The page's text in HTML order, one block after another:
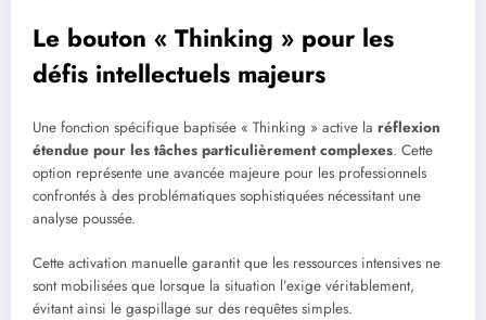
Le bouton « Thinking » pour les
défis intellectuels majeurs
Une fonction spécifique baptisée « Thinking » active la réflexion
étendue pour les tâches particulièrement complexes. Cette
option représente une avancée majeure pour les professionnels
confrontés à des problématiques sophistiquées nécessitant une
analyse poussée.
Cette activation manuelle garantit que les ressources intensives ne
sont mobilisées que lorsque la situation l’exige véritablement,
évitant ainsi le gaspillage sur des requêtes simples.